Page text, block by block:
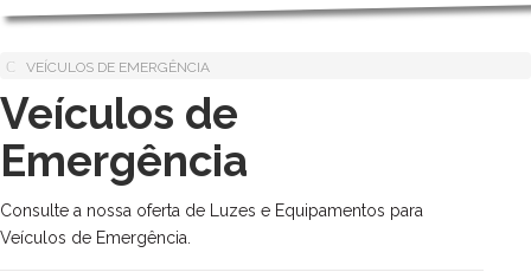
VEÍCULOS DE EMERGÊNCIA
Veículos de
Emergência
Consulte a nossa oferta de Luzes e Equipamentos para
Veículos de Emergência.